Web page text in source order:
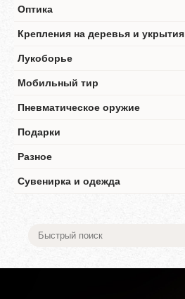
Оптика
Крепления на деревья и укрытия
Лукоборье
Мобильный тир
Пневматическое оружие
Подарки
Разное
Сувенирка и одежда